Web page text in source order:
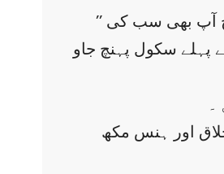
’’ آپ کا اخلاق اورلہجہ اچھا ہوگا تو آپ سب کی پسندیدہ بن جاؤ گی جس طرح ایک پری سب کو پیاری لگتی ہے ،اسی طرح آپ بھی سب کی
پہلے سکول پہنچ جاو
۔
اور ہنس مکھ